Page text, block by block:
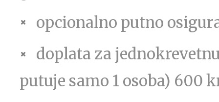
opcionalno putno
doplata za
putuje samo 1 osoba) 600